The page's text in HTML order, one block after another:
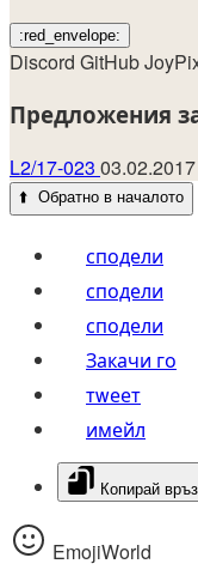
:red_envelope:
Discord GitHub
Предложения
L2/17-023 03.02.2017
⬆️ Обратно в началото
сподели
сподели
сподели
Закачи го
тwеет
имейл
Копирай
EmojiWorld